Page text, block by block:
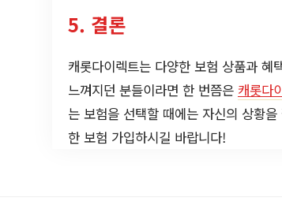
5. 결론
캐롯다이렉트는 다양한 보험 상품과
느껴지던 분들이라면 한 번쯤은 캐롯다
는 보험을 선택할 때에는 자신의 상황
한 보험 가입하시길 바랍니다!